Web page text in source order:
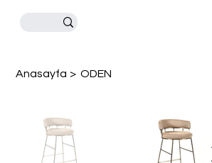
Anasayfa > ODEN